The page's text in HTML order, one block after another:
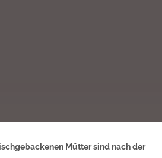
Mütter sind nach der